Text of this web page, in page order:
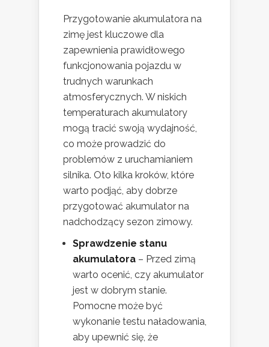
Przygotowanie akumulatora na
zimę jest kluczowe dla
zapewnienia prawidłowego
funkcjonowania pojazdu w
trudnych warunkach
atmosferycznych. W niskich
temperaturach akumulatory
mogą tracić swoją wydajność,
co może prowadzić do
problemów z uruchamianiem
silnika. Oto kilka kroków, które
warto podjąć, aby dobrze
przygotować akumulator na
nadchodzący sezon zimowy.
Sprawdzenie stanu
akumulatora – Przed zimą
warto ocenić, czy akumulator
jest w dobrym stanie.
Pomocne może być
wykonanie testu naładowania,
aby upewnić się, że